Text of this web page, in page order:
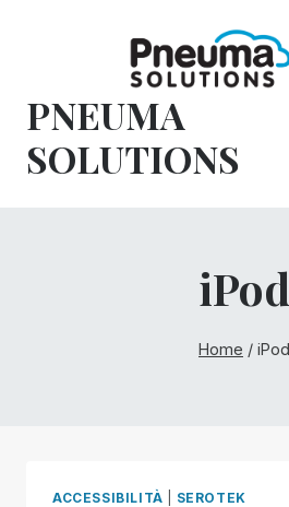
PNEUMA
SOLUTIONS
iPod
Home / iPod
ACCESSIBILITÀ SEROTEK